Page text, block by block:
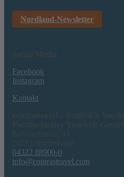
Nordland-Newsletter
Facebook
Instagram
Kontakt
04322 88900-0
info@contrastravel.com